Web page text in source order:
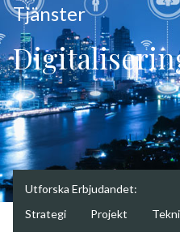
Tjänster
Utforska Erbjudandet:
Strategi
Projekt